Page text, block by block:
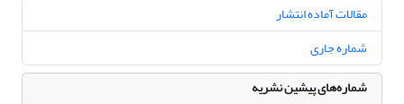
مقالات آماده انتشار
شماره جاری
شماره‌های پیشین نشریه